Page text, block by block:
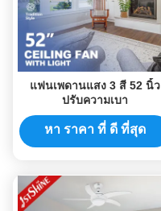
แฟนเพดานแสง 3 สี 52 นิ้ว
ปรับความเบา
หา ราคา ที่ ดี ที่สุด